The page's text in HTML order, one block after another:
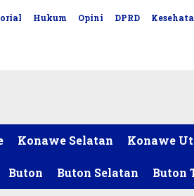
Hukum Opini DPRD
Konawe Selatan Konawe
Buton Buton Selatan Buton